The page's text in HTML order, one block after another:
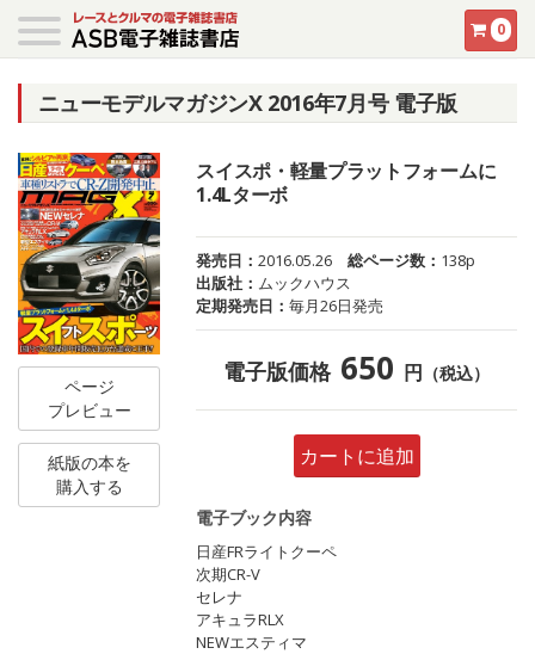
0
ニューモデルマガジンX 2016年7月号 電子版
ページ
プレビュー
紙版の本を
購入する
スイスポ・軽量プラットフォームに
1.4Lターボ
発売日：2016.05.26 総ページ数： 138p
出版社： ムックハウス
定期発売日：毎月26日発売
電子版価格 650 円 （税込）
カートに追加
電子ブック内容
日産FRライトクーペ
次期CR-V
セレナ
アキュラRLX
NEWエスティマ